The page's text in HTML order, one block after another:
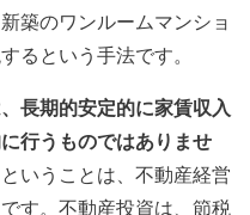
築のワンルームマンショ
るという手法です。
長期的安定的に家賃収入
行うものではありませ
いうことは、不動産経営
す。不動産投資は、節税